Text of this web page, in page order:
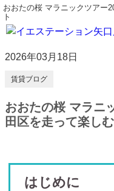
おおたの桜 マラニックツアー
ト
2026年03月18日
賃貸ブログ
おおたの桜 マラニ
田区を走って楽し
はじめに